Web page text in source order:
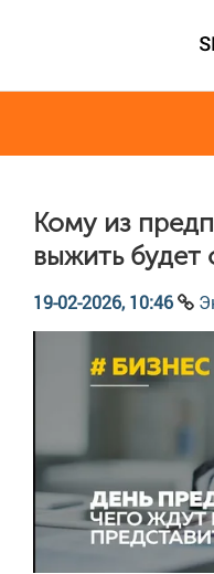
Кому из
выжить будет
19-02-2026, 10:46